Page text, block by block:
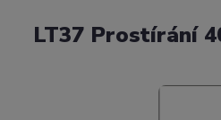
LT37 Prostírání